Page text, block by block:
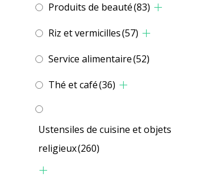
Produits de beauté(83)
Riz et vermicilles(57)
Service alimentaire(52)
Thé et café(36)
Ustensiles de cuisine et objets
religieux(260)